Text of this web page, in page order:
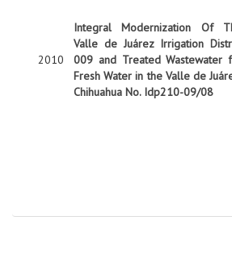
2010
Integral Modernization Of
Valle de Juárez Irrigation
009 and Treated Wastewater
Fresh Water in the Valle de
Chihuahua No. Idp210-09/08